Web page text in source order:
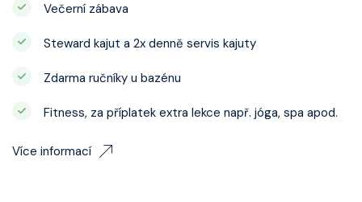
Večerní zábava
Steward kajut a 2x denně servis kajuty
Zdarma ručníky u bazénu
Fitness, za příplatek extra lekce např. jóga, spa apod.
Více informací